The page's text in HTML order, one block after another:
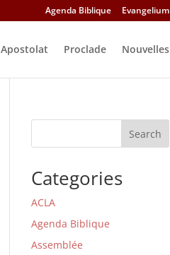
Agenda Biblique Evangelium
Apostolat Proclade Nouvelles
Search
Categories
ACLA
Agenda Biblique
Assemblée